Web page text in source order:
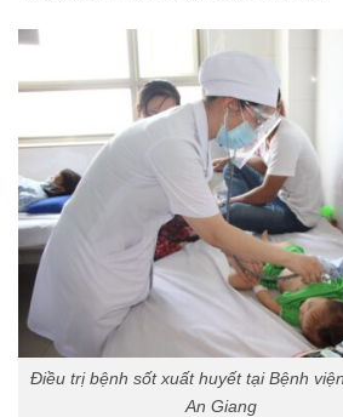
Điều trị bệnh sốt xuất huyết tại Bệnh
An Giang